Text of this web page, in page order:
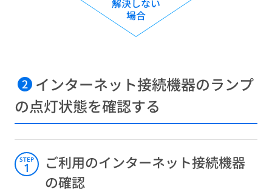
場合
2 インターネット接続機器のランプ
の点灯状態を確認する​
STEP
1
ご利用のインターネット接続機器
の確認​​